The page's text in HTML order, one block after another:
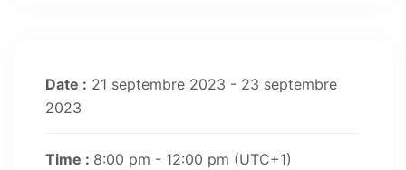
Date : 21 septembre 2023 - 23 septembre
2023
Time : 8:00 pm - 12:00 pm (UTC+1)